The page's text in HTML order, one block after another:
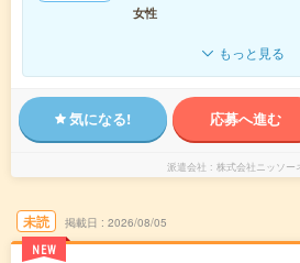
女性
もっと見る
気になる! 応募へ進む
派遣会社 株式会社ニッソー
未読
NEW
掲載日 2026/08/05